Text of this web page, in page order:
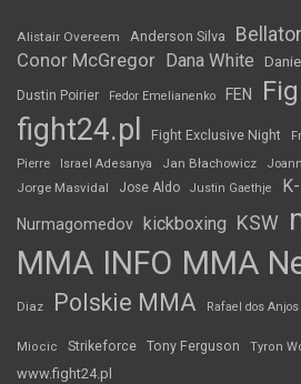
Alistair Overeem Anderson Silva Bellator
Conor McGregor Dana White
Dustin Poirier Fedor Emelianenko FEN
fight24.pl Fight Exclusive Night
Pierre
Israel Adesanya Jan Błachowicz
Jorge Masvidal Jose Aldo Justin Gaethje
Nurmagomedov kickboxing KSW
MMA INFO MMA
Diaz Polskie MMA Rafael dos Anjos
Miocic Strikeforce Tony Ferguson Tyron
www.fight24.pl